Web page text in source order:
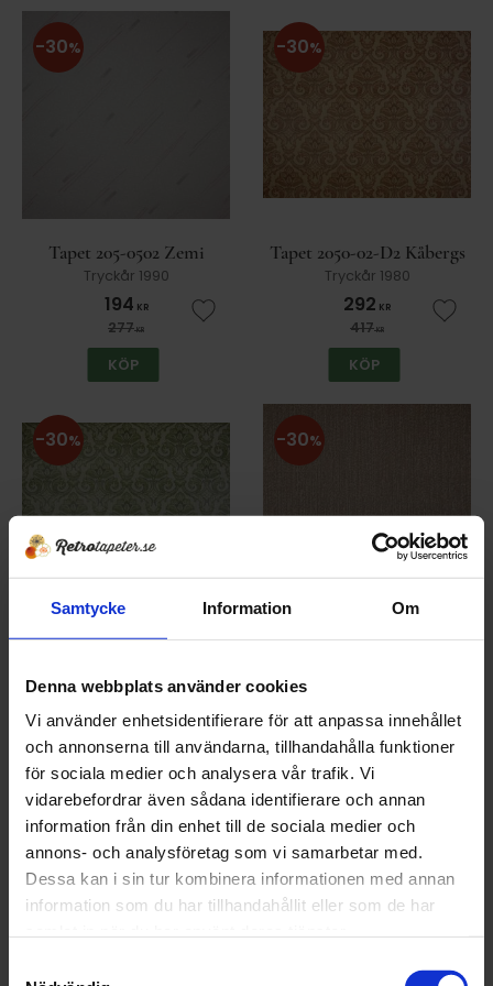
Samtycke Information Om
Denna webbplats använder cookies
Vi använder enhetsidentifierare för att anpassa innehållet
och annonserna till användarna, tillhandahålla funktioner
för sociala medier och analysera vår trafik. Vi
vidarebefordrar även sådana identifierare och annan
information från din enhet till de sociala medier och
annons- och analysföretag som vi samarbetar med.
Dessa kan i sin tur kombinera informationen med annan
information som du har tillhandahållit eller som de har
Tapet 205-0502 Zemi
Tryckår 1990
194 KR
277KR
30%
Lägg till i favoriter
KÖP
Tapet 2050-02-D2 Kåbergs
Tryckår 1980
292 KR
417KR
30%
Lägg
KÖP
Tapet 2050-03-D1 Kåbergs
292
417 KR
30%
Lägg till i favoriter
KÖP
Tapet 2051-02-D1 Kåbergs
277KR
30%
Lägg
KÖP
30% 30%